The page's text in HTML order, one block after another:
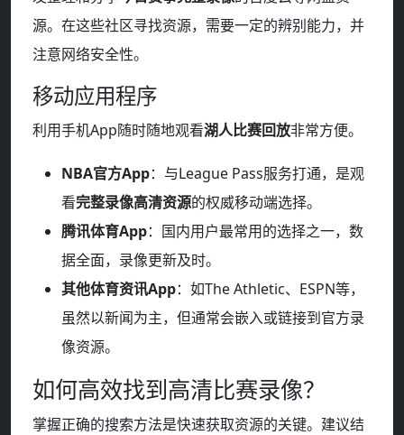
源。在这些社区寻找资源，需要一定的辨别能力，并
注意网络安全性。
移动应用程序
利用手机App随时随地观看湖人比赛回放非常方便。
NBA官方App：与League Pass服务打通，是观
看完整录像高清资源的权威移动端选择。
腾讯体育App：国内用户最常用的选择之一，数
据全面，录像更新及时。
其他体育资讯App：如The Athletic、ESPN等，
虽然以新闻为主，但通常会嵌入或链接到官方录
像资源。
如何高效找到高清比赛录像？
掌握正确的搜索方法是快速获取资源的关键。建议结